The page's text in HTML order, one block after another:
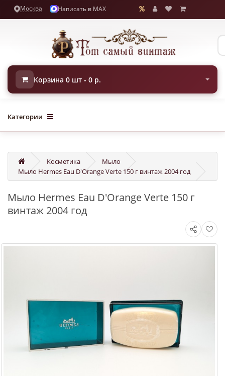
Москва Написать в MAX
Корзина 0 шт - 0 р.
Категории
Косметика
Мыло
Мыло Hermes Eau D'Orange Verte 150 г винтаж 2004 год
Мыло Hermes Eau D'Orange Verte 150 г
винтаж 2004 год